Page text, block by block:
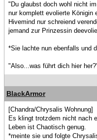
"Du glaubst doch wohl nicht
nur komplett evolierte Königin
Hivemind nur schreiend
jemand zur Prinzessin
*Sie lachte nun ebenfalls und
"Also...was führt dich hier
BlackArmor
[Chandra/Chrysalis Wohnung]
Es klingt trotzdem nicht nach
Leben ist Chaotisch genug.
*meinte sie und folgte